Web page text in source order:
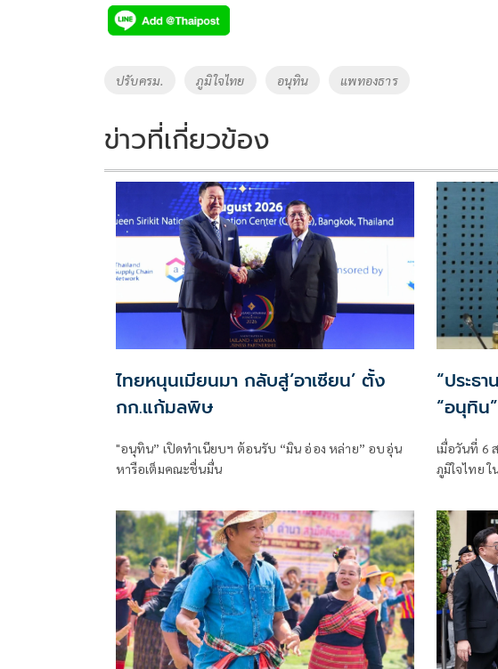
e
b
o
k
tt
er
p
y
Li
k
Tags
ปรับครม. ภูมิใจไทย อนุทิน แพทองธาร
ข่าวที่เกี่ยวข้อง
ไทยหนุนเมียนมา กลับสู่‘อาเซียน’ ตั้ง
กก.แก้มลพิษ
"อนุทิน” เปิดทำเนียบฯ ต้อนรับ “มิน อ่อง หล่าย” อบอุ่น
หารือเต็มคณะชื่นมื่น
“ประธ
“อนุทิน
แก้ปัญ
ปาล์ม-
เกษตร
เมื่อวันที่ 6
ภูมิใจไทย
สถานการ
ในเกณฑ์ดี